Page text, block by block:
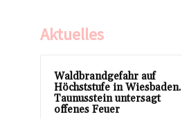
Aktuelles
Waldbrandgefahr auf
Höchststufe in Wiesbaden.
Taunusstein untersagt
offenes Feuer